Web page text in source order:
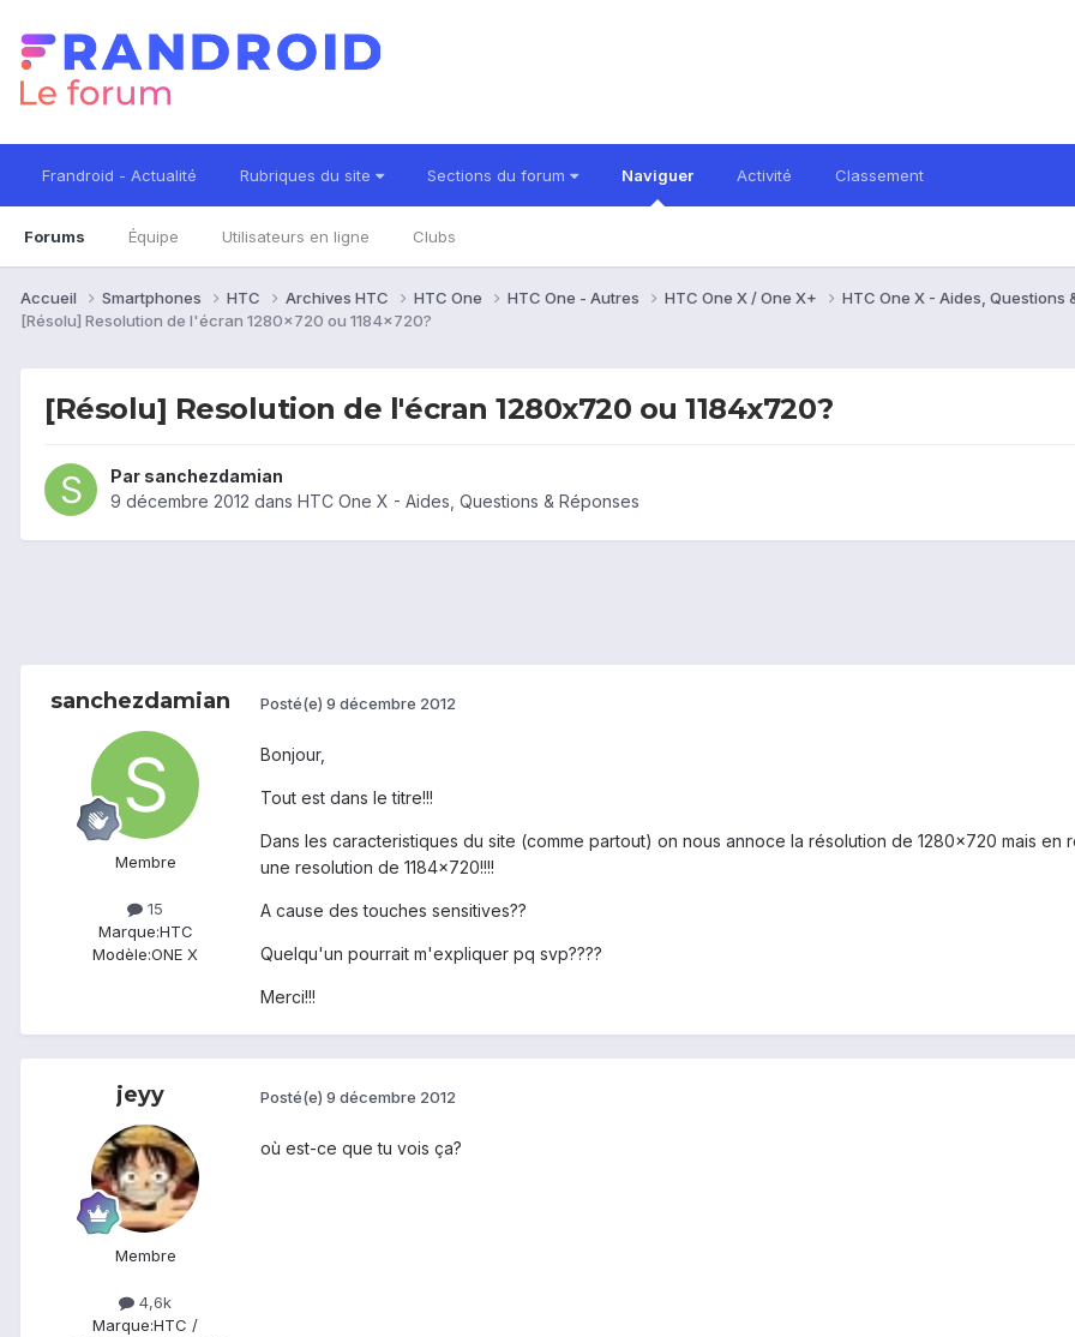
Frandroid - Actualité Rubriques du site Sections du forum Naviguer
Forums Équipe Utilisateurs en ligne Clubs
Activité Classement
Accueil Smartphones HTC Archives HTC HTC One HTC One - Autres HTC One X / One X+
HTC One X - Aides, Questions
[Résolu] Resolution de l'écran 1280x720 ou 1184x720?
[Résolu] Resolution de l'écran 1280x720 ou 1184x720?
Par sanchezdamian
9 décembre 2012 dans HTC One X - Aides, Questions & Réponses
sanchezdamian
Membre
15
Marque:HTC
Modèle:ONE X
Posté(e) 9 décembre 2012
Bonjour,
Tout est dans le titre!!!
Dans les caracteristiques du site (comme partout) on nous annoce la résolution de 1280x720 mais
une resolution de 1184x720!!!!
A cause des touches sensitives??
Quelqu'un pourrait m'expliquer pq svp????
Merci!!!
jeyy
Membre
4,6k
Marque:HTC /
Posté(e) 9 décembre 2012
où est-ce que tu vois ça?